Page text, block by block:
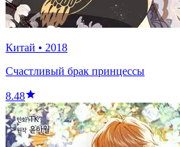
Китай • 2018
Счастливый брак принцессы
8.48